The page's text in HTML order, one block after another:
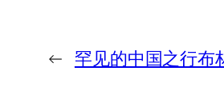
← 罕见的中国之行布